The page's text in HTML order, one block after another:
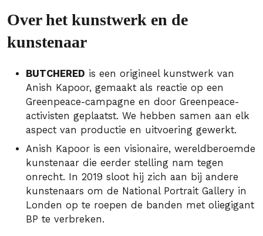
Over het kunstwerk en de
kunstenaar
BUTCHERED is een origineel kunstwerk van
Anish Kapoor, gemaakt als reactie op een
Greenpeace-campagne en door Greenpeace-
activisten geplaatst. We hebben samen aan elk
aspect van productie en uitvoering gewerkt.
Anish Kapoor is een visionaire, wereldberoemde
kunstenaar die eerder stelling nam tegen
onrecht. In 2019 sloot hij zich aan bij andere
kunstenaars om de National Portrait Gallery in
Londen op te roepen de banden met oliegigant
BP te verbreken.